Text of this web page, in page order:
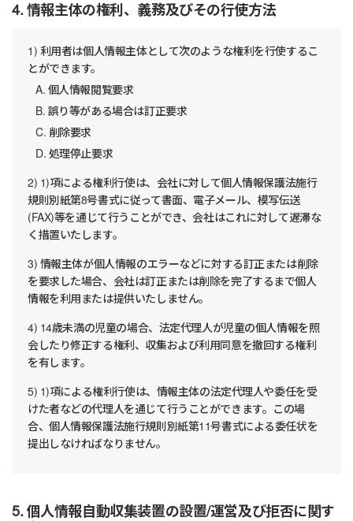
4. 情報主体の権利、義務及びその行使方法
1) 利用者は個人情報主体として次のような権利を行使するこ
とができます。
A. 個人情報閲覧要求
B. 誤り等がある場合は訂正要求
C. 削除要求
D. 処理停止要求
2) 1)項による権利行使は、会社に対して個人情報保護法施行
規則別紙第8号書式に従って書面、電子メール、模写伝送
(FAX)等を通じて行うことができ、会社はこれに対して遅滞な
く措置いたします。
3) 情報主体が個人情報のエラーなどに対する訂正または削除
を要求した場合、会社は訂正または削除を完了するまで個人
情報を利用または提供いたしません。
4) 14歳未満の児童の場合、法定代理人が児童の個人情報を照
会したり修正する権利、収集および利用同意を撤回する権利
を有します。
5) 1)項による権利行使は、情報主体の法定代理人や委任を受
けた者などの代理人を通じて行うことができます。この場
合、個人情報保護法施行規則別紙第11号書式による委任状を
提出しなければなりません。
5. 個人情報自動収集装置の設置/運営及び拒否に関す